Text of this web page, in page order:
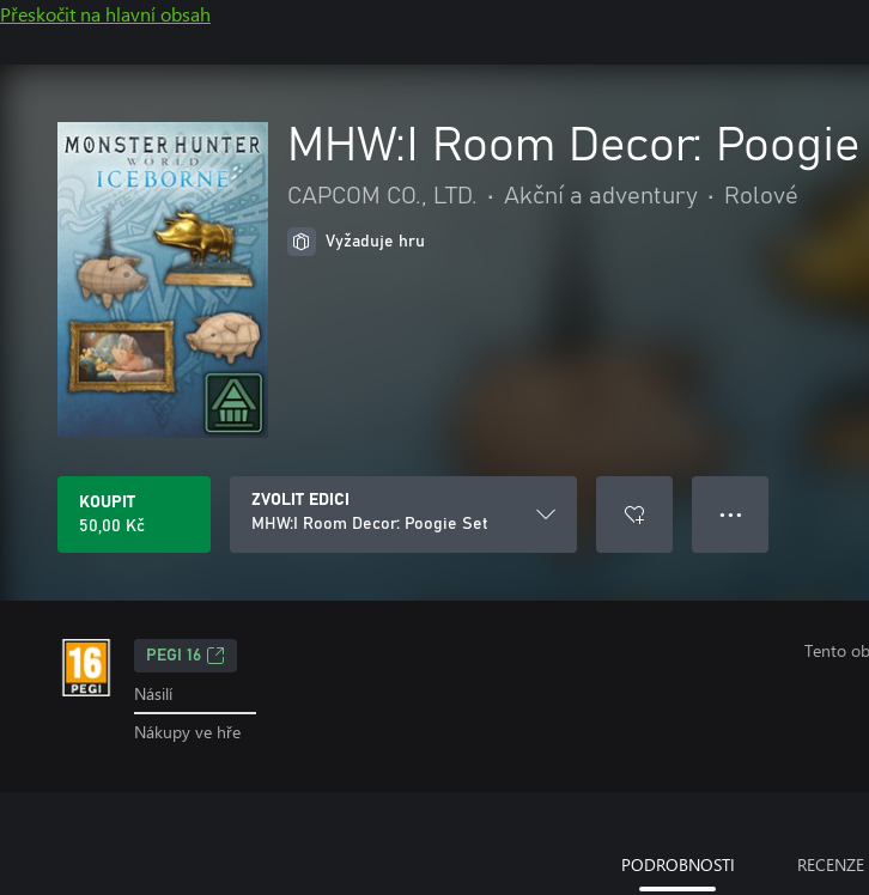
Přeskočit na hlavní obsah
MHW:I Room Decor:
CAPCOM CO., LTD. • Akční a adventury • Rolové
Vyžaduje hru
KOUPIT
50,00 Kč
ZVOLIT EDICI
MHW:I Room Decor: Poogie Set
● ● ●
PEGI 16
Násilí
Nákupy ve hře
Tento
PODROBNOSTI RECENZE